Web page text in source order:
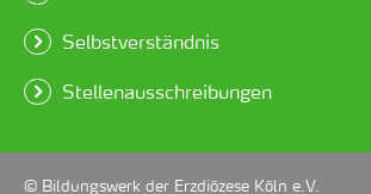
Selbstverständnis
Stellenausschreibungen
© Bildungswerk der Erzdiözese Köln e.V.